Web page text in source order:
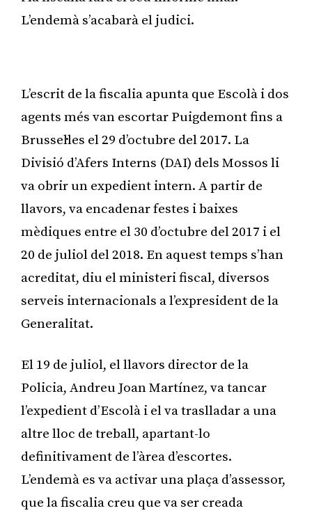
L’endemà s’acabarà el judici.
L’escrit de la fiscalia apunta que Escolà i dos
agents més van escortar Puigdemont fins a
Brussel·les el 29 d’octubre del 2017. La
Divisió d’Afers Interns (DAI) dels Mossos li
va obrir un expedient intern. A partir de
llavors, va encadenar festes i baixes
mèdiques entre el 30 d’octubre del 2017 i el
20 de juliol del 2018. En aquest temps s’han
acreditat, diu el ministeri fiscal, diversos
serveis internacionals a l’expresident de la
Generalitat.
El 19 de juliol, el llavors director de la
Policia, Andreu Joan Martínez, va tancar
l’expedient d’Escolà i el va traslladar a una
altre lloc de treball, apartant-lo
definitivament de l’àrea d’escortes.
L’endemà es va activar una plaça d’assessor,
que la fiscalia creu que va ser creada